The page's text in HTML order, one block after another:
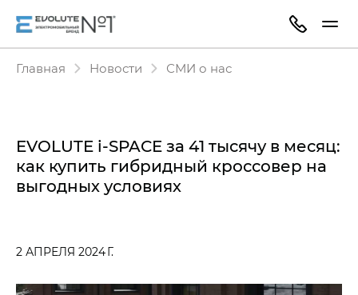
Главная Новости СМИ о нас
EVOLUTE i‑SPACE за 41 тысячу в месяц:
как купить гибридный кроссовер на
выгодных условиях
2 АПРЕЛЯ 2024 Г.